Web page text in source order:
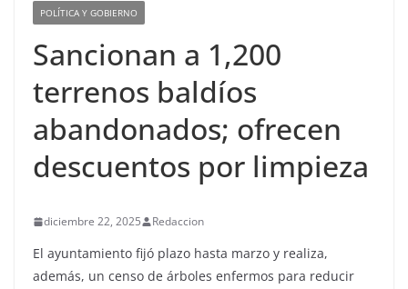
POLÍTICA Y GOBIERNO
Sancionan a 1,200
terrenos baldíos
abandonados; ofrecen
descuentos por limpieza
diciembre 22, 2025 Redaccion
El ayuntamiento fijó plazo hasta marzo y realiza,
además, un censo de árboles enfermos para reducir